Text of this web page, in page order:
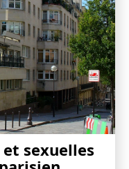
sexuelles